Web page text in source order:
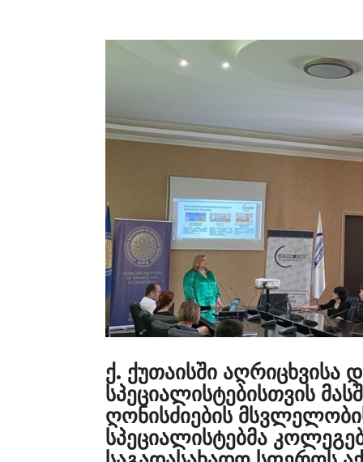
ქ. ქუთაისში აღრიცხვისა
სპეციალისტებისთვის
ღონისძიების
სპეციალისტებმა